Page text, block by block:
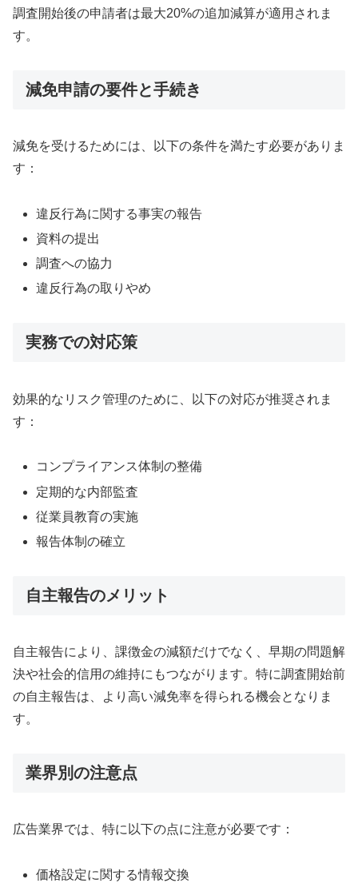
調査開始後の申請者は最大20%の追加減算が適用されま
す。
減免申請の要件と手続き
減免を受けるためには、以下の条件を満たす必要がありま
す：
違反行為に関する事実の報告
資料の提出
調査への協力
違反行為の取りやめ
実務での対応策
効果的なリスク管理のために、以下の対応が推奨されま
す：
コンプライアンス体制の整備
定期的な内部監査
従業員教育の実施
報告体制の確立
自主報告のメリット
自主報告により、課徴金の減額だけでなく、早期の問題解
決や社会的信用の維持にもつながります。特に調査開始前
の自主報告は、より高い減免率を得られる機会となりま
す。
業界別の注意点
広告業界では、特に以下の点に注意が必要です：
価格設定に関する情報交換